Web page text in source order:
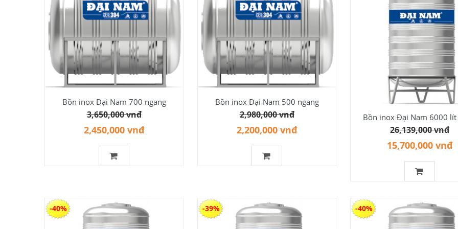
Bồn inox Đại Nam 700 ngang
3,650,000 vnđ
2,450,000 vnđ
Bồn inox Đại Nam 500 ngang
2,980,000 vnđ
2,200,000 vnđ
Bồn inox Đại Nam 6000
26,139,000 vnđ
15,700,000 vnđ
-40% -39% -40%